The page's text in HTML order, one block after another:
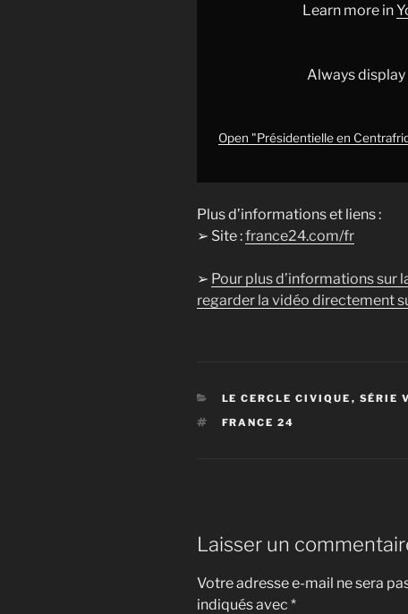
•
24"
from
Learn more in
Always
Open "Présidentielle en
Plus d’informations et liens :
➢ Site :france24.com/fr
➢ Pour plus d’informations sur
regarder la vidéo directement
CATÉGORIES
LE CERCLE CIVIQUE , SÉRIE
ÉTIQUETTES
FRANCE 24
Laisser un
Votre adresse e-mail ne sera
indiqués avec *